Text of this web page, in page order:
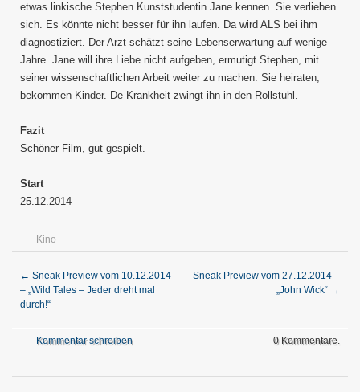
etwas linkische Stephen Kunststudentin Jane kennen. Sie verlieben
sich. Es könnte nicht besser für ihn laufen. Da wird ALS bei ihm
diagnostiziert. Der Arzt schätzt seine Lebenserwartung auf wenige
Jahre. Jane will ihre Liebe nicht aufgeben, ermutigt Stephen, mit
seiner wissenschaftlichen Arbeit weiter zu machen. Sie heiraten,
bekommen Kinder. De Krankheit zwingt ihn in den Rollstuhl.
Fazit
Schöner Film, gut gespielt.
Start
25.12.2014
Kino
← Sneak Preview vom 10.12.2014
– „Wild Tales – Jeder dreht mal
durch!“
Sneak Preview vom 27.12.2014 –
„John Wick“ →
Kommentar schreiben 0 Kommentare.